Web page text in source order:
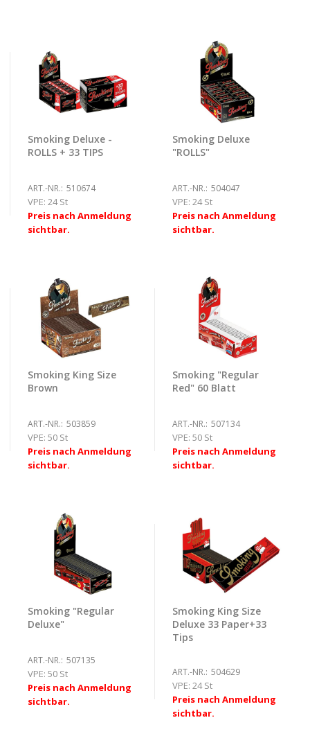
Smoking Deluxe -
ROLLS + 33 TIPS
ART.-NR.: 510674
VPE: 24 St
Preis nach Anmeldung
sichtbar.
Smoking Deluxe
"ROLLS"
ART.-NR.: 504047
VPE: 24 St
Preis nach Anmeldung
sichtbar.
Smoking King Size
Brown
ART.-NR.: 503859
VPE: 50 St
Preis nach Anmeldung
sichtbar.
Smoking "Regular
Red" 60 Blatt
ART.-NR.: 507134
VPE: 50 St
Preis nach Anmeldung
sichtbar.
Smoking "Regular
Deluxe"
ART.-NR.: 507135
VPE: 50 St
Preis nach Anmeldung
sichtbar.
Smoking King Size
Deluxe 33 Paper+33
Tips
ART.-NR.: 504629
VPE: 24 St
Preis nach Anmeldung
sichtbar.